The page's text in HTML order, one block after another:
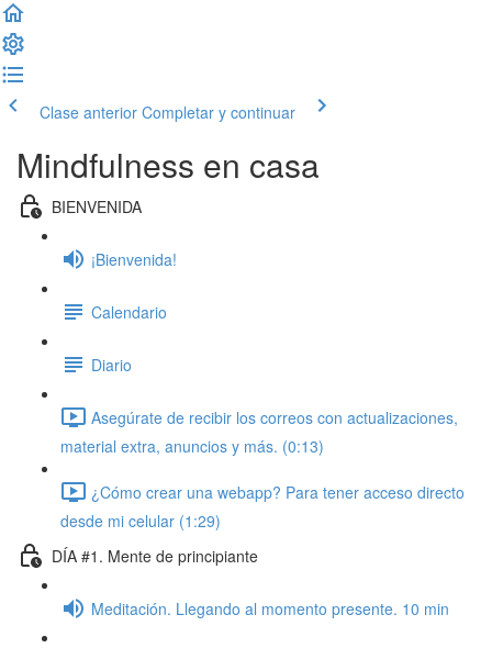
Clase anterior Completar y continuar
Mindfulness en casa
BIENVENIDA
¡Bienvenida!
Calendario
Diario
Asegúrate de recibir los correos con actualizaciones,
material extra, anuncios y más. (0:13)
¿Cómo crear una webapp? Para tener acceso directo
desde mi celular (1:29)
DÍA #1. Mente de principiante
Meditación. Llegando al momento presente. 10 min